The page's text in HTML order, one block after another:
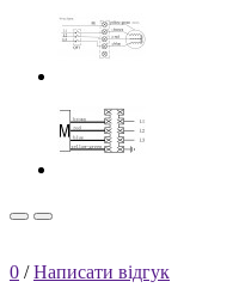
0 /Написати відгук